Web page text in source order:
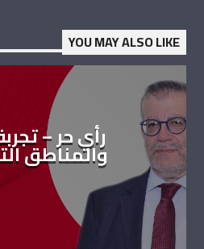
YOU MAY ALSO LIKE
رأي حر –
والمناطق